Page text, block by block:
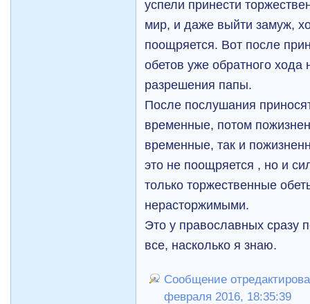
успели принести
мир, и даже выйти замуж,
поощряется. Вот после
обетов уже обратного хода
разрешения папы.
После послушания
временные, потом
временные, так и
это не поощряется , но и
только торжественные
нерасторжимыми.
Это у православных сразу
все, насколько я знаю.
Сообщение
февраля 2016, 18:35:39